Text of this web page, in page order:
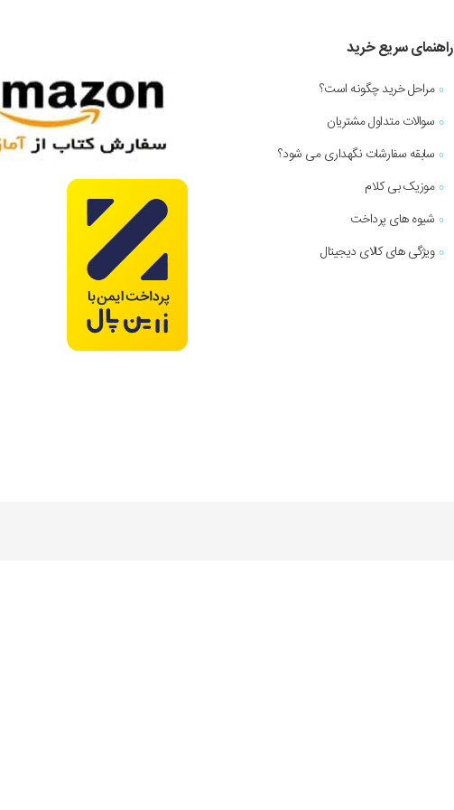
راهنمای سریع خرید
مراحل خرید چگونه است؟
سوالات متداول مشتریان
سابقه سفارشات نگهداری می شود؟
موزیک بی کلام
شیوه های پرداخت
ویژگی های کالای دیجیتال